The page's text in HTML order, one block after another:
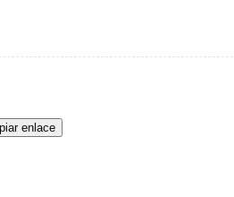
enlace